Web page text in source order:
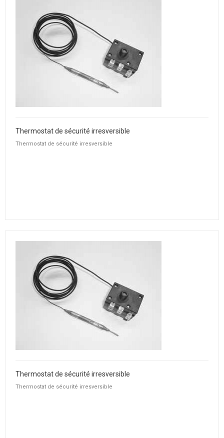
Thermostat de sécurité irresversible
Thermostat de sécurité irresversible
Thermostat de sécurité irresversible
Thermostat de sécurité irresversible